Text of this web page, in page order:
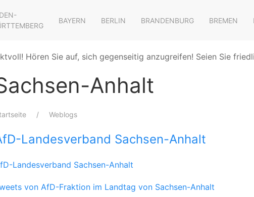
BAYERN BERLIN BRANDENBURG BREMEN
Hören Sie auf, sich gegenseitig anzugreifen! Seien Sie
Anhalt
Weblogs
Landesverband Sachsen-Anhalt
Landesverband Sachsen-Anhalt
von AfD-Fraktion im Landtag von Sachsen-Anhalt